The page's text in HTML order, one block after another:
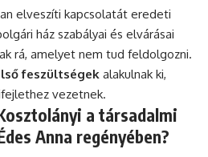
elveszíti kapcsolatát eredeti
ház szabályai és elvárásai
rá, amelyet nem tud feldolgozni.
feszültségek alakulnak ki,
vezetnek.
a társadalmi
Anna regényében?